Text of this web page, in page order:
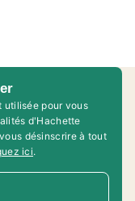
utilisée pour vous
d'Hachette
désinscrire à tout
ici.